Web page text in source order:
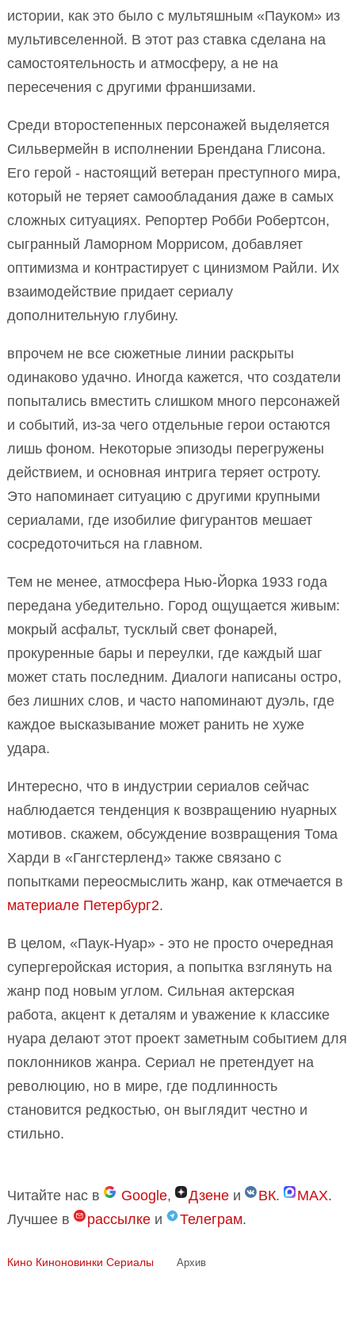
истории, как это было с мультяшным «Пауком» из
мультивселенной. В этот раз ставка сделана на
самостоятельность и атмосферу, а не на
пересечения с другими франшизами.
Среди второстепенных персонажей выделяется
Сильвермейн в исполнении Брендана Глисона.
Его герой - настоящий ветеран преступного мира,
который не теряет самообладания даже в самых
сложных ситуациях. Репортер Робби Робертсон,
сыгранный Ламорном Моррисом, добавляет
оптимизма и контрастирует с цинизмом Райли. Их
взаимодействие придает сериалу
дополнительную глубину.
впрочем не все сюжетные линии раскрыты
одинаково удачно. Иногда кажется, что создатели
попытались вместить слишком много персонажей
и событий, из-за чего отдельные герои остаются
лишь фоном. Некоторые эпизоды перегружены
действием, и основная интрига теряет остроту.
Это напоминает ситуацию с другими крупными
сериалами, где изобилие фигурантов мешает
сосредоточиться на главном.
Тем не менее, атмосфера Нью-Йорка 1933 года
передана убедительно. Город ощущается живым:
мокрый асфальт, тусклый свет фонарей,
прокуренные бары и переулки, где каждый шаг
может стать последним. Диалоги написаны остро,
без лишних слов, и часто напоминают дуэль, где
каждое высказывание может ранить не хуже
удара.
Интересно, что в индустрии сериалов сейчас
наблюдается тенденция к возвращению нуарных
мотивов. скажем, обсуждение возвращения Тома
Харди в «Гангстерленд» также связано с
попытками переосмыслить жанр, как отмечается в
материале Петербург2.
В целом, «Паук-Нуар» - это не просто очередная
супергеройская история, а попытка взглянуть на
жанр под новым углом. Сильная актерская
работа, акцент к деталям и уважение к классике
нуара делают этот проект заметным событием для
поклонников жанра. Сериал не претендует на
революцию, но в мире, где подлинность
становится редкостью, он выглядит честно и
стильно.
Читайте нас в Google, Дзене и ВК. MAX.
Лучшее в
рассылке и Телеграм.
Кино Киноновинки Сериалы Архив